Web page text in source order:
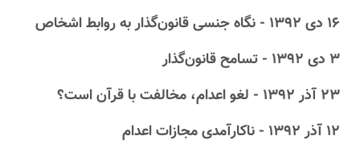
۱۶ دى ۱۳۹۲ - نگاه جنسی قانون‌گذار به روابط اشخاص
۳ دى ۱۳۹۲ - تسامح قانون‌گذار
۲۳ آذر ۱۳۹۲ - لغو اعدام، مخالفت با قرآن است؟
۱۲ آذر ۱۳۹۲ - ناکارآمدی مجازات اعدام